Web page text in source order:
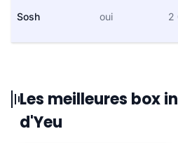
Sosh oui 2
Les meilleures box
d'Yeu